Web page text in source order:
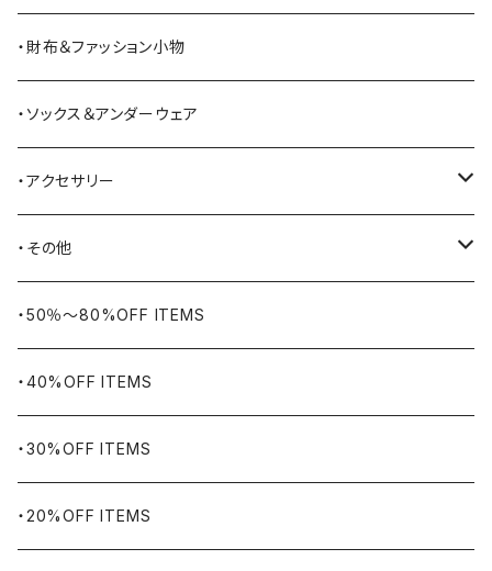
Barbour
BAYSIDE
BELSTAFF
BIG BILL
WORKERS BIGDAY
BHADUR
Bills KHAKIS
BLUCO
ハーフパンツ・ショートパンツ
ヒップバッグ・ファニーパック
ブリーフケース
ツールバッグ
その他シューズ
シュー用品
・財布＆ファッション小物
・ソックス＆アンダーウェア
・アクセサリー
バングル・ブレスレット
リング
ネックレス・ペンダント
ピンズ・ブローチ
腕時計
・その他
ヴィンテージ
アウトドア用品
ナバホラグ・ビンテージラグ
ブランケット
・50％〜80%OFF ITEMS
・40%OFF ITEMS
・30%OFF ITEMS
・20%OFF ITEMS